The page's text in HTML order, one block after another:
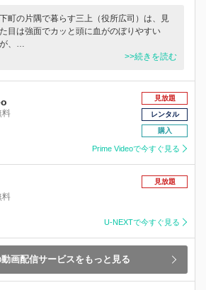
下町の片隅で暮らす三上（役所広司）は、見
た目は強面でカッと頭に血がのぼりやすい
が、…
>>続きを読む
料
見放題
レンタル
購入
Prime Videoで今すぐ見る
料
見放題
U-NEXTで今すぐ見る
画配信サービスをもっと見る